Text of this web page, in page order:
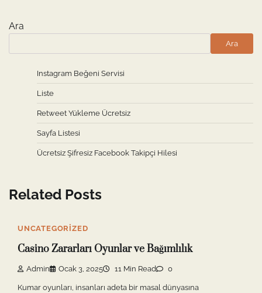
Ara
Ara
Instagram Beğeni Servisi
Liste
Retweet Yükleme Ücretsiz
Sayfa Listesi
Ücretsiz Şifresiz Facebook Takipçi Hilesi
Related Posts
UNCATEGORIZED
Casino Zararları Oyunlar ve Bağımlılık
Admin Ocak 3, 2025 11 Min Read 0
Kumar oyunları, insanları adeta bir masal dünyasına